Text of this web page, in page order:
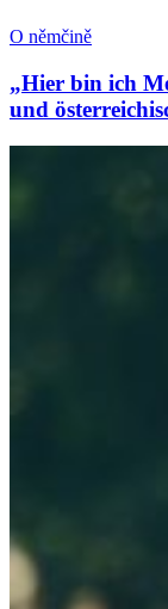
O němčině
„Hier bin ich
und